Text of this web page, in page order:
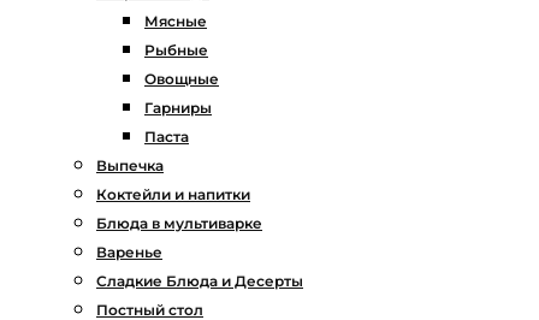
Мясные
Рыбные
Овощные
Гарниры
Паста
Выпечка
Коктейли и напитки
Блюда в мультиварке
Варенье
Сладкие Блюда и Десерты
Постный стол